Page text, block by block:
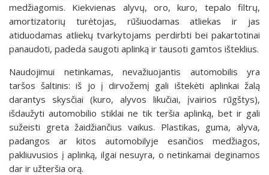
medžiagomis. Kiekvienas alyvų, oro, kuro, tepalo filtrų,
amortizatorių turėtojas, rūšiuodamas atliekas ir jas
atiduodamas atliekų tvarkytojams perdirbti bei pakartotinai
panaudoti, padeda saugoti aplinką ir tausoti gamtos išteklius.
Naudojimui netinkamas, nevažiuojantis automobilis yra
taršos šaltinis: iš jo į dirvožemį gali ištekėti aplinkai žalą
darantys skysčiai (kuro, alyvos likučiai, įvairios rūgštys),
išdaužyti automobilio stiklai ne tik teršia aplinką, bet ir gali
sužeisti greta žaidžiančius vaikus. Plastikas, guma, alyva,
padangos ar kitos automobilyje esančios medžiagos,
pakliuvusios į aplinką, ilgai nesuyra, o netinkamai deginamos
dar ir užteršia orą.